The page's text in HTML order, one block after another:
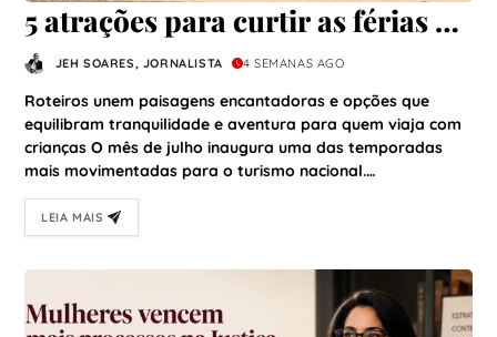
5 atrações para curtir as férias de
julho em família em Santa
Catarina
JEH SOARES, JORNALISTA 4 SEMANAS AGO
Roteiros unem paisagens encantadoras e opções que
equilibram tranquilidade e aventura para quem viaja com
crianças O mês de julho inaugura uma das temporadas
mais movimentadas para o turismo nacional.…
LEIA MAIS